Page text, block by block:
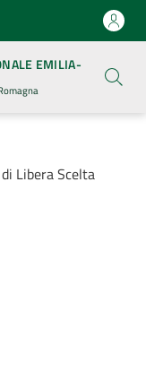
EMILIA-
Libera Scelta